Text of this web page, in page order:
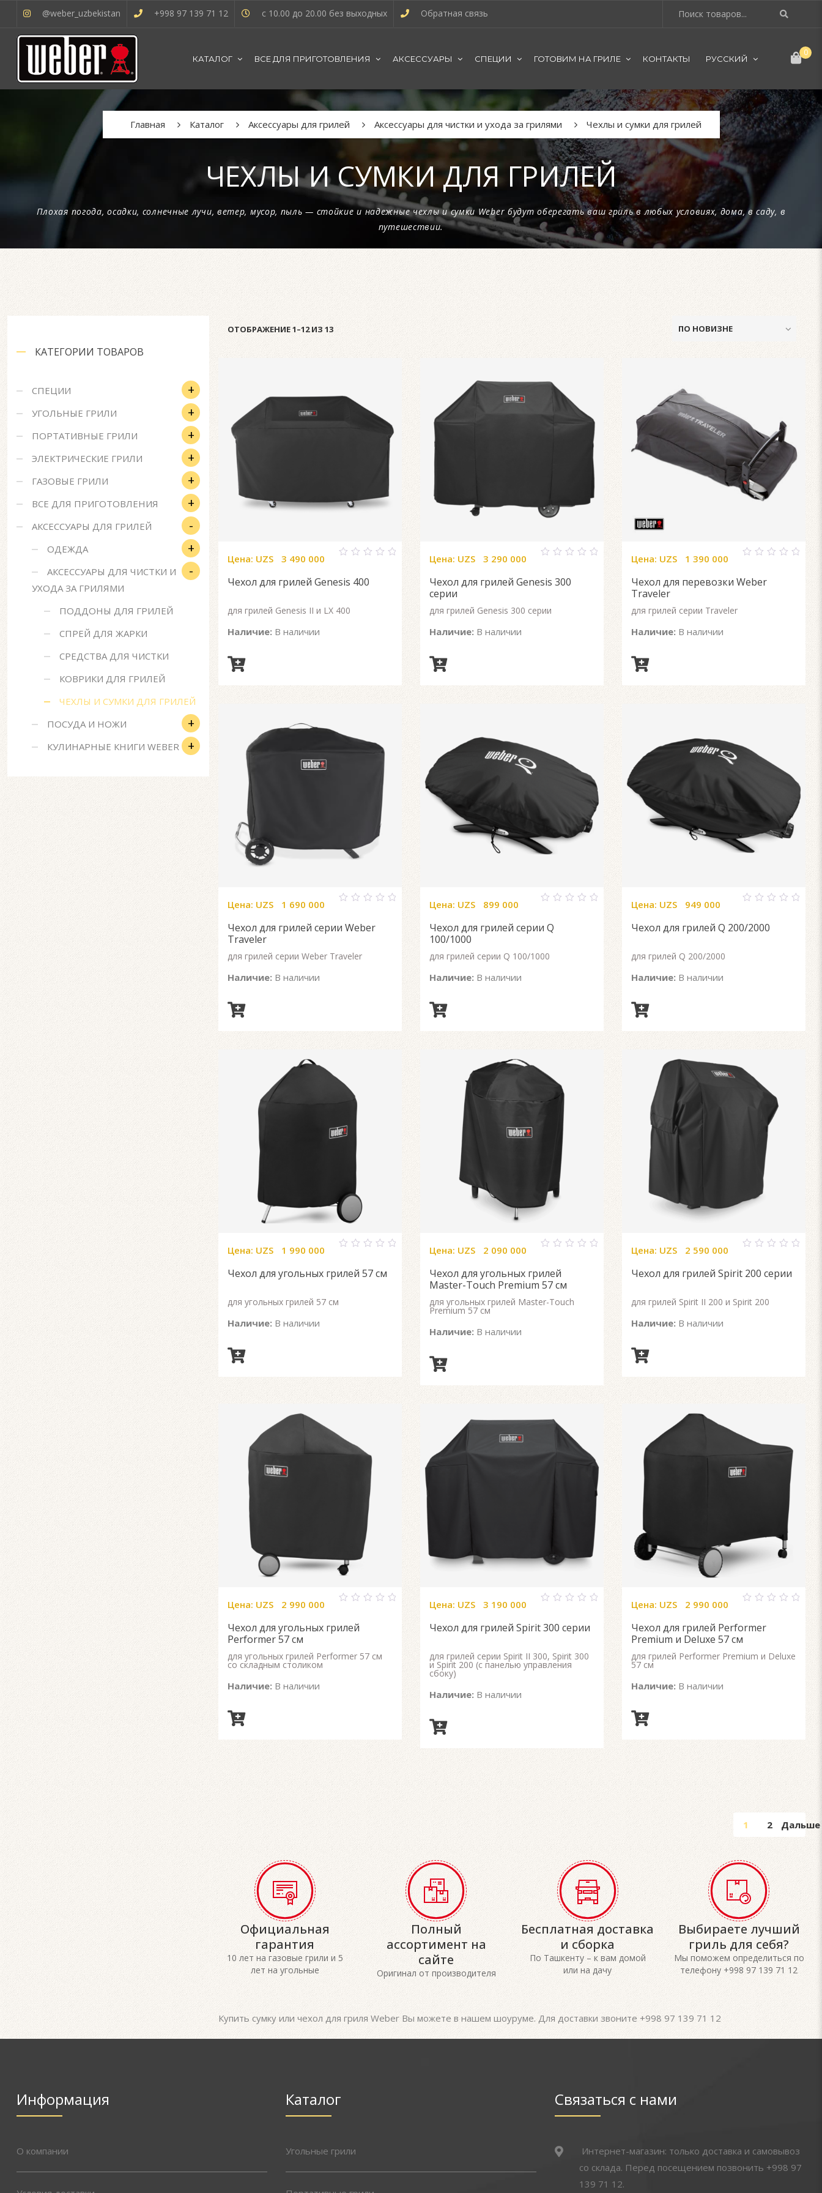
@weber_uzbekistan +998 97 139 71 12 с 10.00 до 20.00 без выходных Обратная связь
КАТАЛОГ ВСЕ ДЛЯ ПРИГОТОВЛЕНИЯ АКСЕССУАРЫ СПЕЦИИ ГОТОВИМ НА ГРИЛЕ КОНТАКТЫ РУССКИЙ
0
ЧЕХЛЫ И СУМКИ ДЛЯ ГРИЛЕЙ
Плохая погода, осадки, солнечные лучи, ветер, мусор, пыль — стойкие и надежные чехлы и сумки Weber будут оберегать ваш гриль в любых условиях, дома, в саду, в
путешествии.
Главная Каталог Аксессуары для грилей Аксессуары для чистки и ухода за грилями Чехлы и сумки для грилей
КАТЕГОРИИ ТОВАРОВ
СПЕЦИИ +
УГОЛЬНЫЕ ГРИЛИ +
ПОРТАТИВНЫЕ ГРИЛИ +
ЭЛЕКТРИЧЕСКИЕ ГРИЛИ +
ГАЗОВЫЕ ГРИЛИ +
ВСЕ ДЛЯ ПРИГОТОВЛЕНИЯ +
АКСЕССУАРЫ ДЛЯ ГРИЛЕЙ
ОДЕЖДА
+
АКСЕССУАРЫ ДЛЯ ЧИСТКИ И
УХОДА ЗА ГРИЛЯМИ
ПОДДОНЫ ДЛЯ ГРИЛЕЙ
СПРЕЙ ДЛЯ ЖАРКИ
СРЕДСТВА ДЛЯ ЧИСТКИ
КОВРИКИ ДЛЯ ГРИЛЕЙ
ЧЕХЛЫ И СУМКИ ДЛЯ ГРИЛЕЙ
-
ПОСУДА И НОЖИ +
КУЛИНАРНЫЕ КНИГИ WEBER +
-
ОТОБРАЖЕНИЕ 1–12 ИЗ 13
of
Цена: UZS 3 490 000
Чехол для грилей Genesis 400
для грилей Genesis II и LX 400
Наличие: В наличии
of
Цена: UZS 3 290 000
Чехол для грилей Genesis 300
серии
для грилей Genesis 300 серии
Наличие: В наличии
of
Цена: UZS 1 390 000
Чехол для перевозки Weber
Traveler
для грилей серии Traveler
Наличие: В наличии
of
Цена: UZS 1 690 000
Чехол для грилей серии Weber
Traveler
для грилей серии Weber Traveler
Наличие: В наличии
of
Цена: UZS 899 000
Чехол для грилей серии Q
100/1000
для грилей серии Q 100/1000
Наличие: В наличии
of
Цена: UZS 949 000
Чехол для грилей Q 200/2000
для грилей Q 200/2000
Наличие: В наличии
of
Цена: UZS 1 990 000
Чехол для угольных грилей 57 см
для угольных грилей 57 см
Наличие: В наличии
of
5
Цена: UZS 2 090 000
Чехол для угольных грилей
Master-Touch Premium 57 см
для угольных грилей Master-Touch
Premium 57 см
Наличие: В наличии
of
Цена: UZS 2 590 000
Чехол для грилей Spirit 200 серии
для грилей Spirit II 200 и Spirit 200
Наличие: В наличии
of
Цена: UZS 2 990 000
Чехол для угольных грилей
Performer 57 см
для угольных грилей Performer 57 см
со складным столиком
Наличие: В наличии
of
Цена: UZS 3 190 000
Чехол для грилей Spirit 300 серии
для грилей серии Spirit II 300, Spirit 300
и Spirit 200 (с панелью управления
сбоку)
Наличие: В наличии
of
Цена: UZS 2 990 000
Чехол для грилей Performer
Premium и Deluxe 57 см
для грилей Performer Premium и Deluxe
57 см
Наличие: В наличии
1 2 Дальше
Официальная
гарантия
10 лет на газовые грили и 5
лет на угольные
Полный
ассортимент на
сайте
Оригинал от производителя
Бесплатная доставка
и сборка
По Ташкенту – к вам домой
или на дачу
Выбираете лучший
гриль для себя?
Мы поможем определиться по
телефону +998 97 139 71 12
Купить сумку или чехол для гриля Weber Вы можете в нашем шоуруме. Для доставки звоните +998 97 139 71 12
Информация
О компании
Каталог
Угольные грили
Связаться с нами
Интернет-магазин: только доставка и самовывоз
со склада. Перед посещением позвонить +998 97
139 71 12.